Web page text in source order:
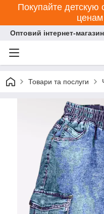
Покупайте
Оптовий інтернет-
Товари та послуги